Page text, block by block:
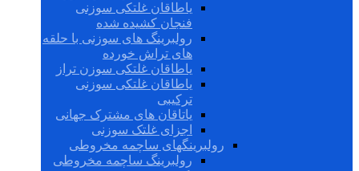
یاطاقان غلتکی سوزنی
فنجان کشیده شده
رولبرینگ های سوزنی با حلقه
های تراش خورده
یاطاقان غلتکی سوزن تراز
یاطاقان غلتکی سوزنی
ترکیبی
یاتاقان های مشترک جهانی
اجزای غلتک سوزنی
رولبرینگهای ساچمه مخروطی
رولبرینگ ساچمه مخروطی